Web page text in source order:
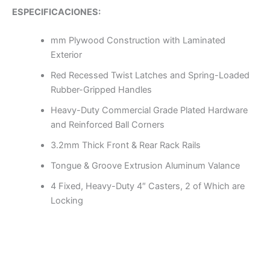
ESPECIFICACIONES:
mm Plywood Construction with Laminated
Exterior
Red Recessed Twist Latches and Spring-Loaded
Rubber-Gripped Handles
Heavy-Duty Commercial Grade Plated Hardware
and Reinforced Ball Corners
3.2mm Thick Front & Rear Rack Rails
Tongue & Groove Extrusion Aluminum Valance
4 Fixed, Heavy-Duty 4″ Casters, 2 of Which are
Locking